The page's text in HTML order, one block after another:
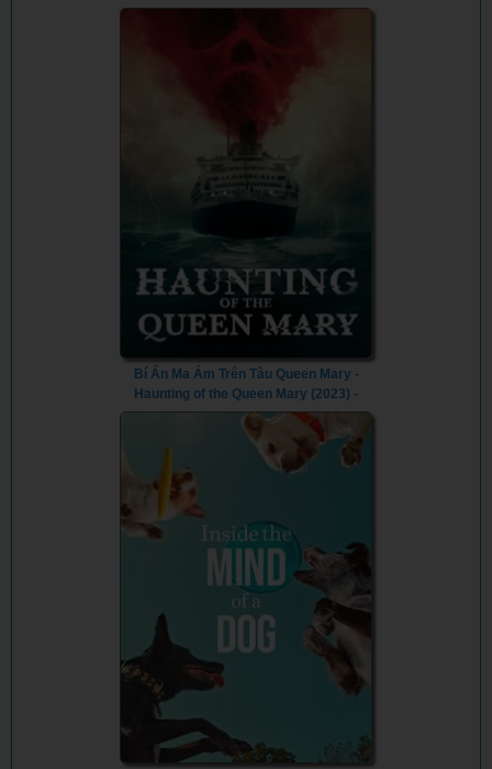
(2023)
Bí Ẩn Ma Ám Trên Tàu Queen Mary -
Haunting of the Queen Mary (2023) -
Vietsub